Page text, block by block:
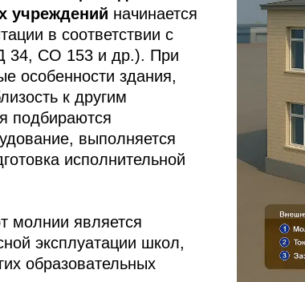
учреждений начинается
в соответствии с
34, СО 153 и др.). При
особенности здания,
к другим
подбираются
выполняется
исполнительной
молнии является
эксплуатации школ,
образовательных